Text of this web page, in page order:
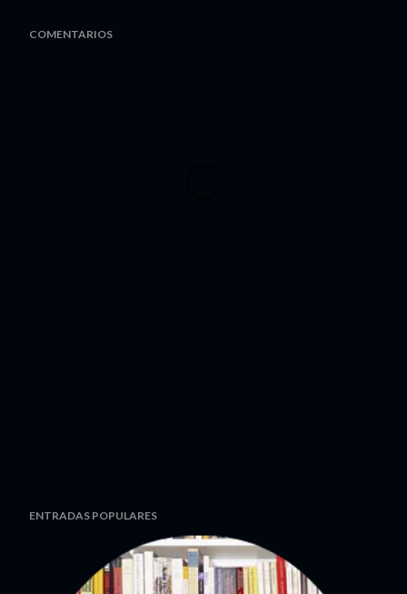
COMENTARIOS
ENTRADAS POPULARES